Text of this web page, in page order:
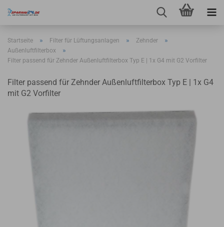
Startseite » Filter für Lüftungsanlagen » Zehnder »
Außenluftfilterbox »
Filter passend für Zehnder Außenluftfilterbox Typ E | 1x G4 mit G2 Vorfilter
Filter passend für Zehnder Außenluftfilterbox Typ E | 1x G4
mit G2 Vorfilter